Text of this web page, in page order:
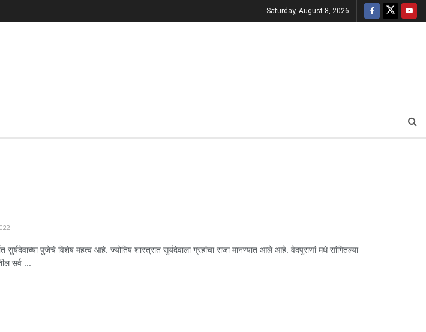
Saturday, August 8, 2026
पुजेचे विशेष महत्व आहे. ज्योतिष शास्त्रात सुर्यदेवाला ग्रहांचा राजा मानण्यात आले आहे. वेदपुराणां मधे सांगितल्या
सर्व ...